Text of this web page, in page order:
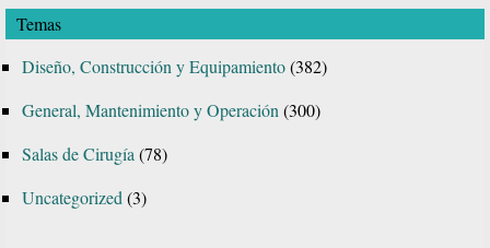
web
Temas
Diseño, Construcción y Equipamiento(382)
General, Mantenimiento y Operación (300)
Salas de Cirugía (78)
Uncategorized (3)